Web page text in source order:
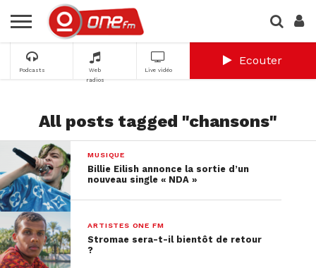
Podcasts
Web
radios
Live vidéo
Ecouter
All posts tagged "chansons"
MUSIQUE
Billie Eilish annonce la sortie d’un
nouveau single « NDA »
ARTISTES ONE FM
Stromae sera-t-il bientôt de retour
?